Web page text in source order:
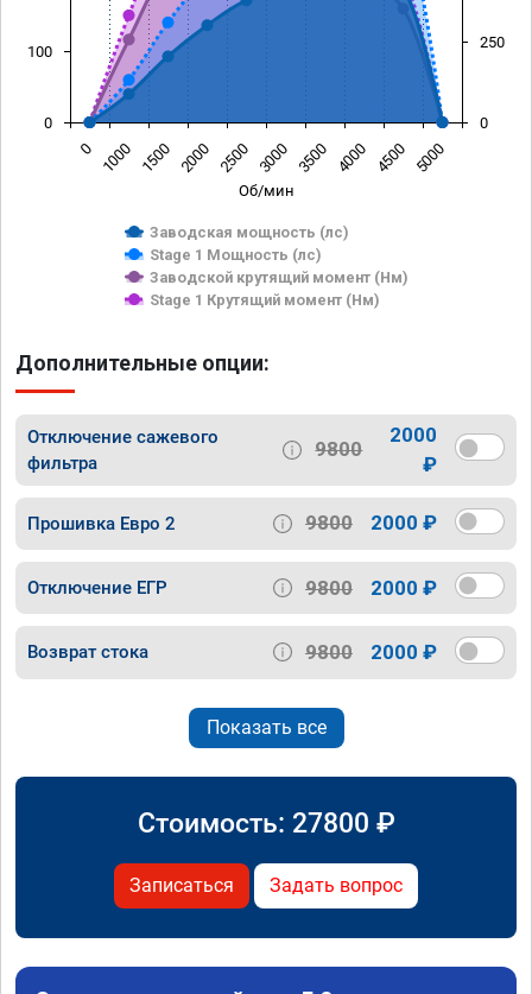
Об/мин
Заводская мощность (лс)
Stage 1 Мощность (лс)
Заводской крутящий момент (Нм)
Stage 1 Крутящий момент (Нм)
0 1000 1500 2000 2500 3000 3500 4000 4500 5000
0
100
0
250
Дополнительные опции:
Отключение сажевого
фильтра
9800
2000
₽
Прошивка Евро 2 9800 2000 ₽
Отключение ЕГР 9800 2000 ₽
Возврат стока 9800 2000 ₽
Показать все
Стоимость: 27800 ₽
Записаться Задать вопрос